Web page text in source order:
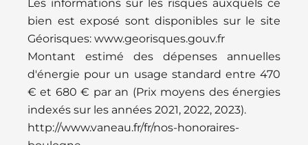
Les informations sur les risques auxquels ce
bien est exposé sont disponibles sur le site
Géorisques: www.georisques.gouv.fr
Montant estimé des dépenses annuelles
d'énergie pour un usage standard entre 470
€ et 680 € par an (Prix moyens des énergies
indexés sur les années 2021, 2022, 2023).
http://www.vaneau.fr/fr/nos-honoraires-